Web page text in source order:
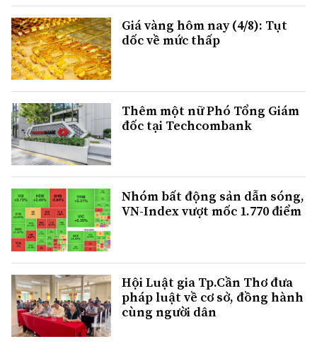
Giá vàng hôm nay (4/8): Tụt
dốc về mức thấp
Thêm một nữ Phó Tổng Giám
đốc tại Techcombank
Nhóm bất động sản dẫn sóng,
VN-Index vượt mốc 1.770 điểm
Hội Luật gia Tp.Cần Thơ đưa
pháp luật về cơ sở, đồng hành
cùng người dân